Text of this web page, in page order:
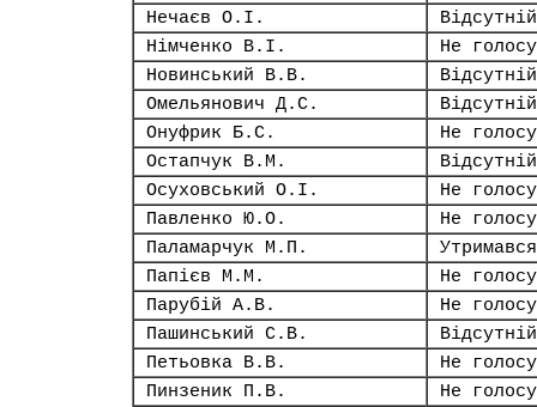
Нечаєв О.І.
Відсутній
Німченко В.І.
Не
Новинський В.В.
Відсутній
Омельянович Д.С.
Відсутній
Онуфрик Б.С.
Не
Остапчук В.М.
Відсутній
Осуховський О.І.
Не
Павленко Ю.О.
Не
Паламарчук М.П.
Утримався
Папієв М.М.
Не
Парубій А.В.
Не
Пашинський С.В.
Відсутній
Петьовка В.В.
Не
Пинзеник П.В.
Не